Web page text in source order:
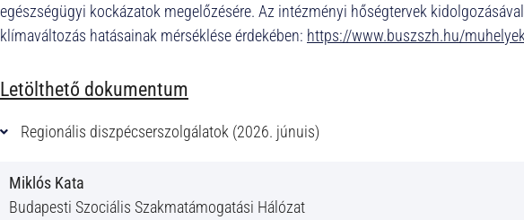
egészségügyi kockázatok megelőzésére. Az intézményi hőségtervek
klímaváltozás hatásainak mérséklése érdekében: https://www.buszszh.hu/
Letölthető dokumentum
Regionális diszpécserszolgálatok (2026. júnuis)
Miklós Kata
Budapesti Szociális Szakmatámogatási Hálózat